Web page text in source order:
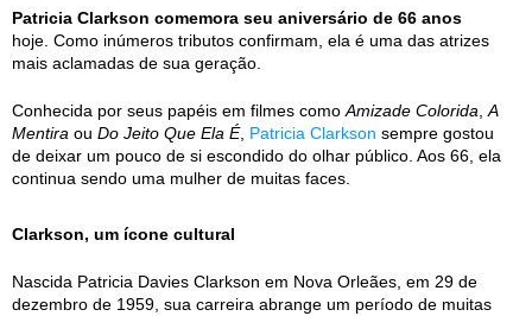
Patricia Clarkson comemora seu aniversário de 66 anos
hoje. Como inúmeros tributos confirmam, ela é uma das atrizes
mais aclamadas de sua geração.
Conhecida por seus papéis em filmes como Amizade Colorida A
Mentira ou Do Jeito Que Ela É, Patricia Clarkson sempre gostou
de deixar um pouco de si escondido do olhar público. Aos 66, ela
continua sendo uma mulher de muitas faces.
Clarkson, um ícone cultural
Nascida Patricia Davies Clarkson em Nova Orleães, em 29 de
dezembro de 1959, sua carreira abrange um período de muitas